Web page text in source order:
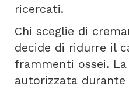
ricercati.
Chi sceglie di
decide di ridurre il
frammenti ossei.
autorizzata